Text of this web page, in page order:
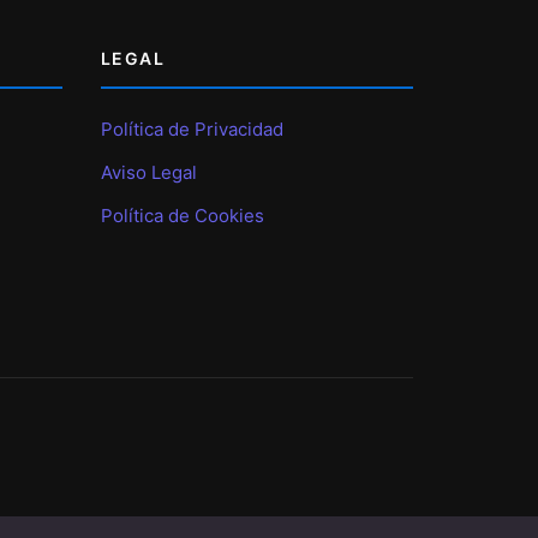
LEGAL
Política de Privacidad
Aviso Legal
Política de Cookies